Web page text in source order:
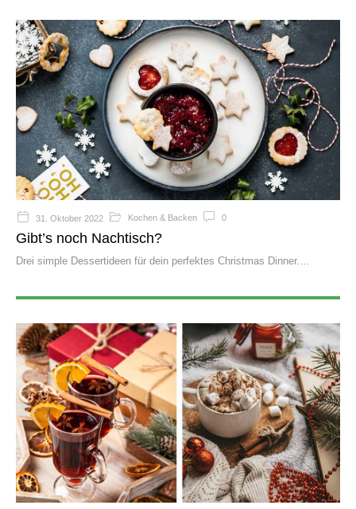
31. Oktober 2022 Kochen & Backen 0
Gibt’s noch Nachtisch?
Drei simple Dessertideen für dein perfektes Christmas Dinner.